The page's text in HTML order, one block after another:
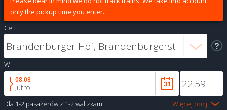
only the pickup time you enter.
Cel:
W:
08.08
Jutro
Dla 1-2 pasażerów z 1-2 walizkami Więcej opcji